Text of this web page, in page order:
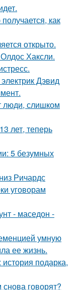
как
открыто.
Хаксли.
Дэвид
люди, слишком
лет, теперь
5 безумных
Ричардс
уговорам
- маседон -
умную
ее жизнь.
подарка,
говорят?